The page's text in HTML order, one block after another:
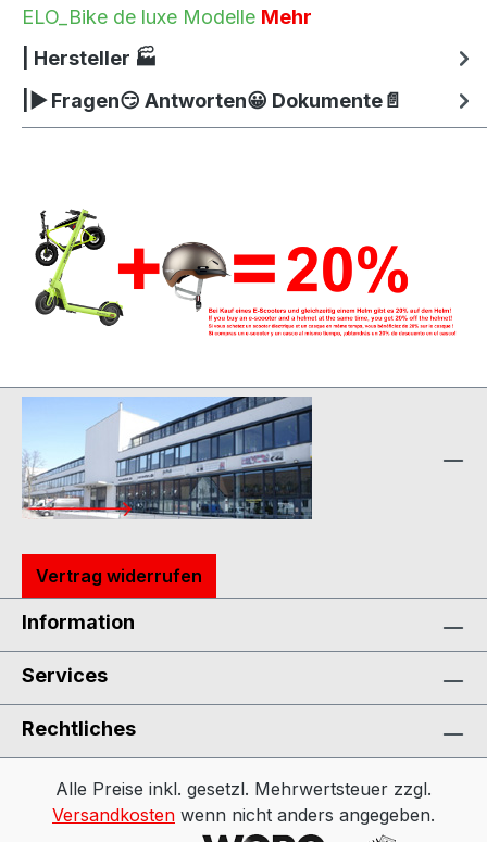
ELO_Bike de luxe Modelle Mehr
| Hersteller 🏭
|▶ Fragen😏 Antworten😀 Dokumente📄
Vertrag widerrufen
Information
Services
Rechtliches
Alle Preise inkl. gesetzl. Mehrwertsteuer zzgl.
Versandkosten wenn nicht anders angegeben.